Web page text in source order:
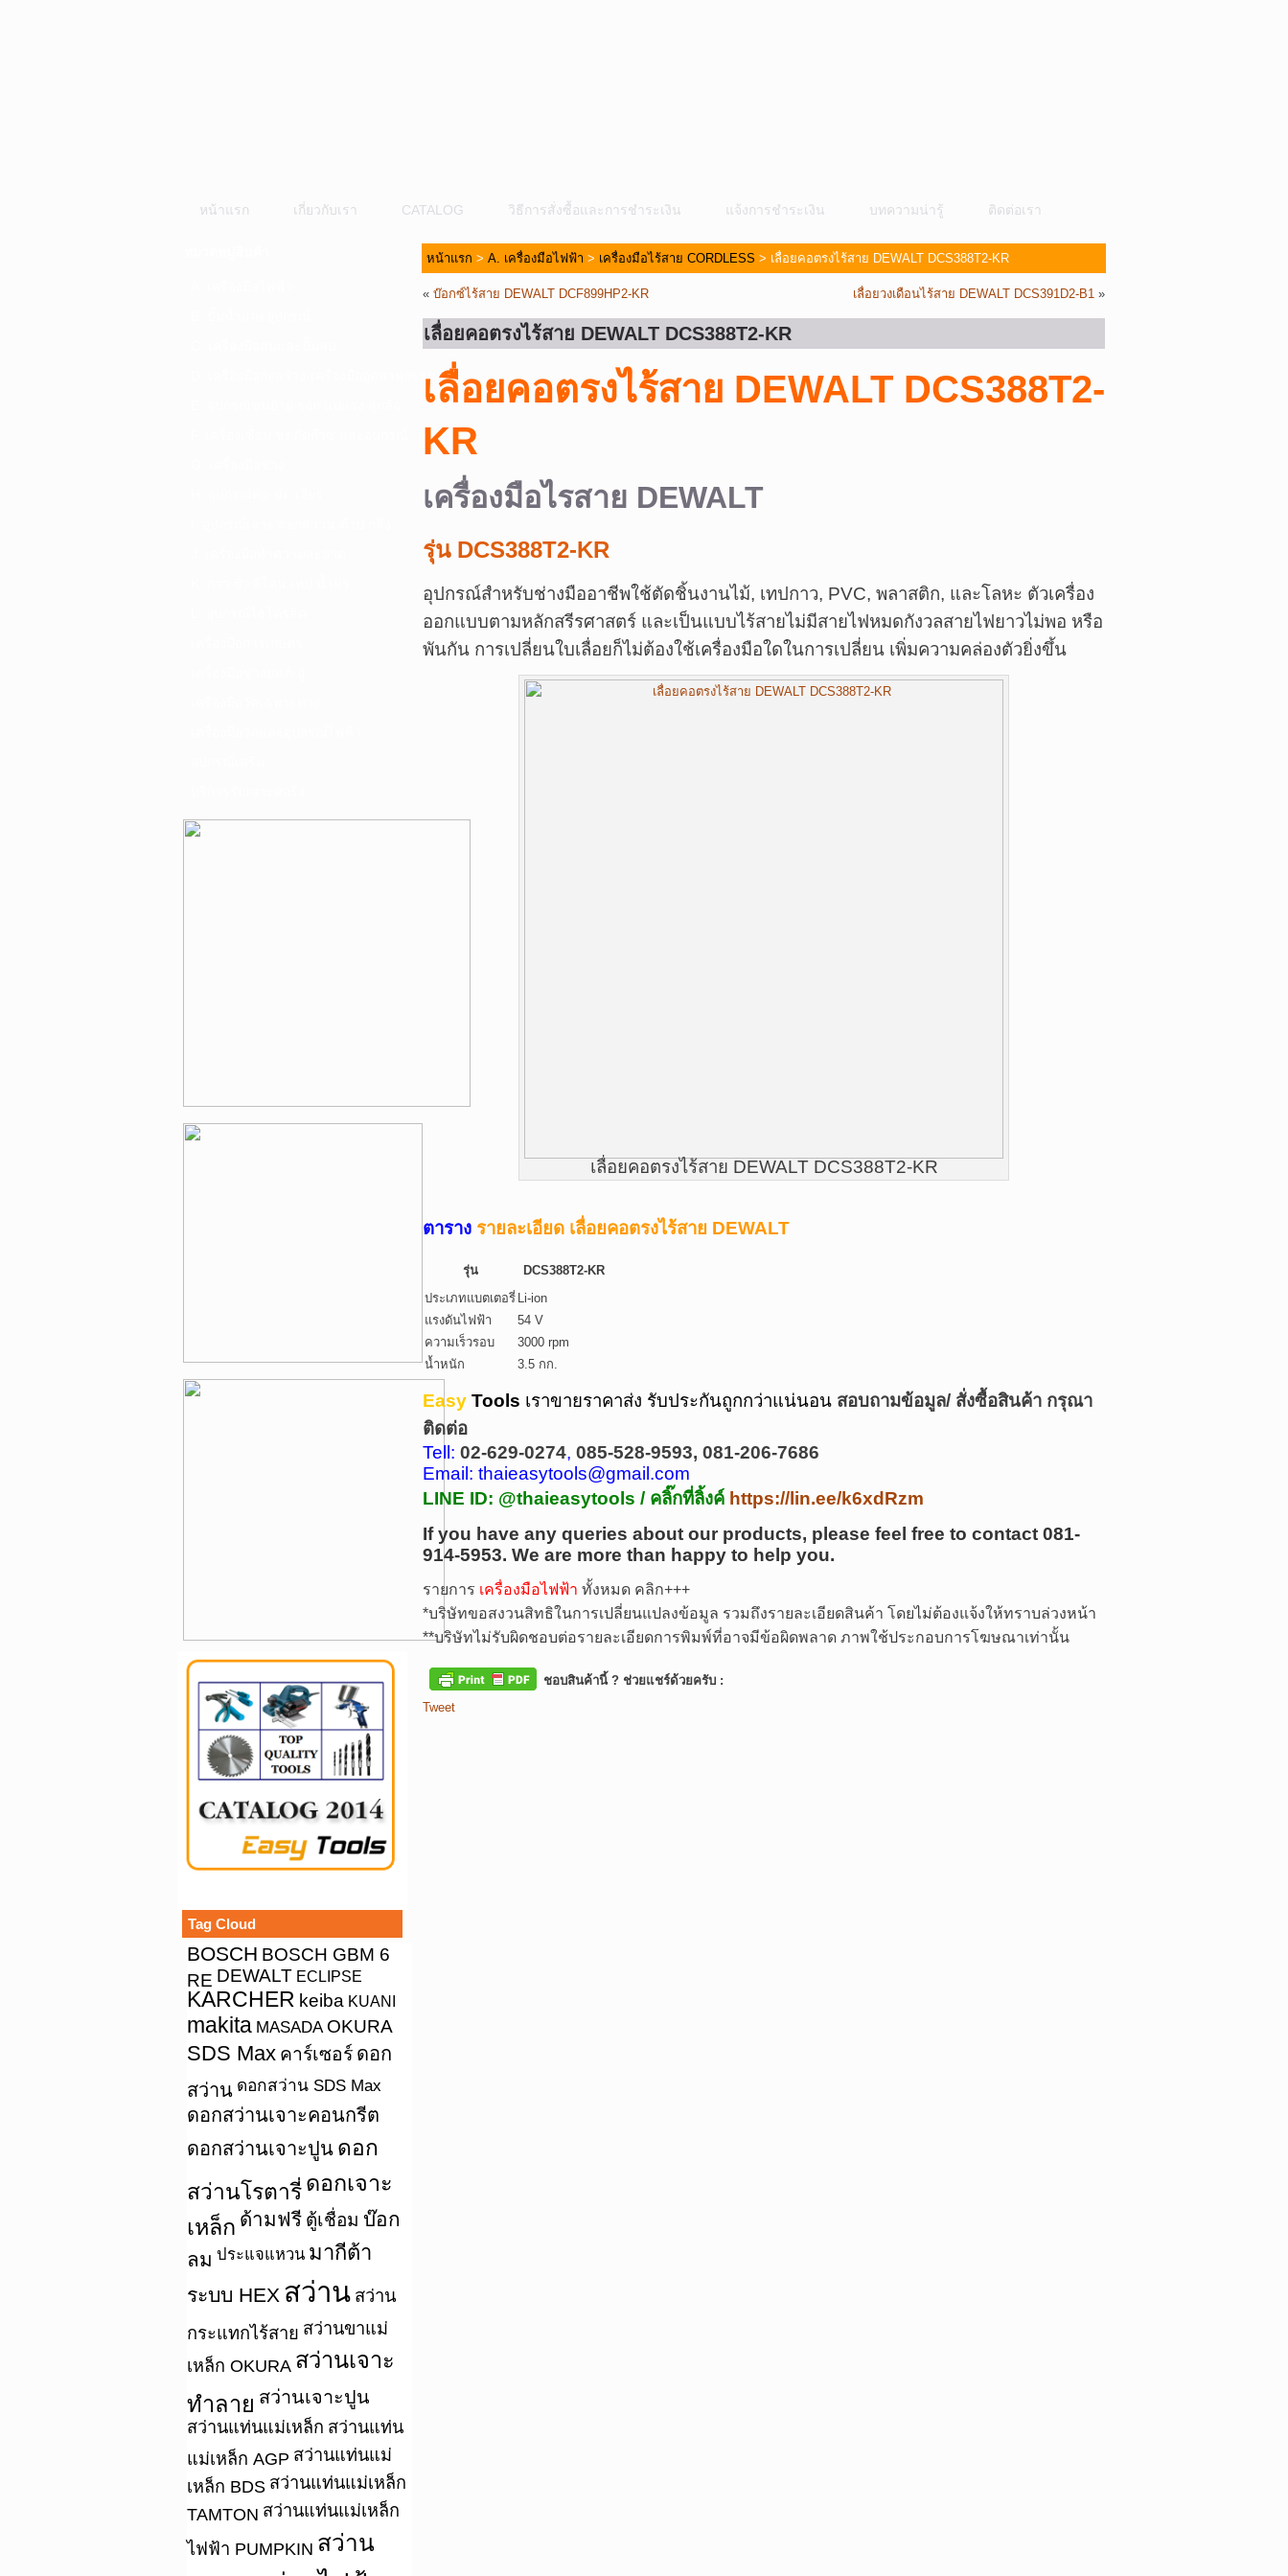
หน้าแรก เกี่ยวกับเรา CATALOG วิธีการสั่งซื้อและการชำระเงิน แจ้งการชำระเงิน บทความน่ารู้ ติดต่อเรา
D. เครื่องมือก่อสร้าง-เครื่องมืออุตสาหกรรม
Tag Cloud
BOSCH BOSCH GBM 6
RE DEWALT ECLIPSE
KARCHER keiba KUANI
makita MASADA OKURA
SDS Max คาร์เซอร์ ดอก
สว่าน ดอกสว่าน SDS Max
ดอกสว่านเจาะคอนกรีต
ดอกสว่านเจาะปูน ดอก
สว่านโรตารี่ ดอกเจาะ
เหล็ก ด้ามฟรี ตู้เชื่อม บ๊อก
ลม ประแจแหวน มากีต้า
ระบบ HEX สว่าน สว่าน
กระแทกไร้สาย สว่านขาแม่
เหล็ก OKURA สว่านเจาะ
ทำลาย สว่านเจาะปูน
สว่านแท่นแม่เหล็ก สว่านแท่น
แม่เหล็ก AGP สว่านแท่นแม่
เหล็ก BDS สว่านแท่นแม่เหล็ก
TAMTON สว่านแท่นแม่เหล็ก
ไฟฟ้า PUMPKIN สว่าน
หน้าแรก > A. เครื่องมือไฟฟ้า > เครื่องมือไร้สาย CORDLESS > เลื่อยคอตรงไร้สาย DEWALT DCS388T2-KR
« บ๊อกซ์ไร้สาย DEWALT DCF899HP2-KR เลื่อยวงเดือนไร้สาย DEWALT DCS391D2-B1 »
เลื่อยคอตรงไร้สาย DEWALT DCS388T2-KR
เลื่อยคอตรงไร้สาย DEWALT DCS388T2-
KR
เครื่องมือไรสาย DEWALT
รุ่น DCS388T2-KR
อุปกรณ์สำหรับช่างมืออาชีพใช้ตัดชิ้นงานไม้, เทปกาว, PVC, พลาสติก, และโลหะ ตัวเครื่อง
ออกแบบตามหลักสรีรศาสตร์ และเป็นแบบไร้สายไม่มีสายไฟหมดกังวลสายไฟยาวไม่พอ หรือ
พันกัน การเปลี่ยนใบเลื่อยก็ไม่ต้องใช้เครื่องมือใดในการเปลี่ยน เพิ่มความคล่องตัวยิ่งขึ้น
เลื่อยคอตรงไร้สาย DEWALT DCS388T2-KR
ตาราง รายละเอียด เลื่อยคอตรงไร้สาย DEWALT
รุ่น
DCS388T2-KR
ประเภทแบตเตอรี่ Li-ion
แรงดันไฟฟ้า
54 V
ความเร็วรอบ
3000 rpm
น้ำหนัก
3.5 กก.
Easy Tools เราขายราคาส่ง รับประกันถูกกว่าแน่นอน สอบถามข้อมูล/ สั่งซื้อสินค้า กรุณา
ติดต่อ
Tell: 02-629-0274, 085-528-9593, 081-206-7686
Email: thaieasytools@gmail.com
LINE ID: @thaieasytools / คลิ๊กที่ลิ้งค์ https://lin.ee/k6xdRzm
If you have any queries about our products, please feel free to contact 081-
914-5953. We are more than happy to help you.
รายการ เครื่องมือไฟฟ้า ทั้งหมด คลิก+++
*บริษัทขอสงวนสิทธิในการเปลี่ยนแปลงข้อมูล รวมถึงรายละเอียดสินค้า โดยไม่ต้องแจ้งให้ทราบล่วงหน้า
**บริษัทไม่รับผิดชอบต่อรายละเอียดการพิมพ์ที่อาจมีข้อผิดพลาด ภาพใช้ประกอบการโฆษณาเท่านั้น
ชอบสินค้านี้ ? ช่วยแชร์ด้วยครับ :
Tweet